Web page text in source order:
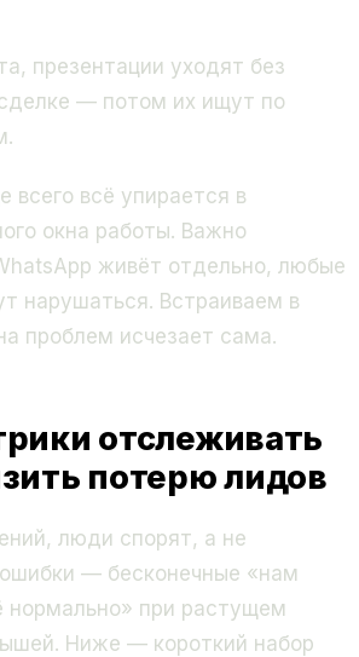
презентации уходят без
— потом их ищут по
всего всё упирается в
окна работы. Важно
живёт отдельно, любые
нарушаться. Встраиваем в
проблем исчезает сама.
отслеживать
потерю лидов
люди спорят, а не
— бесконечные «нам
нормально» при растущем
Ниже — короткий набор